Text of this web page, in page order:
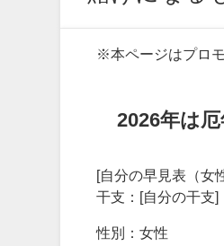
※本ページはプロ
2026年は厄
[自分の早見表（女
干支：[自分の干支]
性別：女性